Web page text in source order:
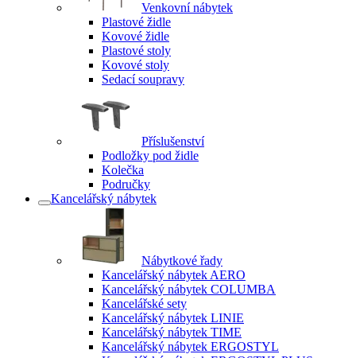
Venkovní nábytek
Plastové židle
Kovové židle
Plastové stoly
Kovové stoly
Sedací soupravy
Příslušenství
Podložky pod židle
Kolečka
Područky
Kancelářský nábytek
Nábytkové řady
Kancelářský nábytek AERO
Kancelářský nábytek COLUMBA
Kancelářské sety
Kancelářský nábytek LINIE
Kancelářský nábytek TIME
Kancelářský nábytek ERGOSTYL